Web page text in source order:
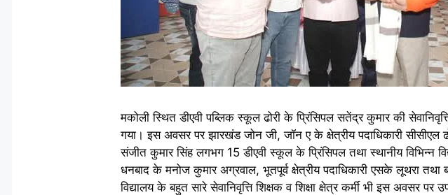
मकोली स्थित डीएवी पब्लिक स्कूल ढोरी के प्रिंसिपल सतेंद्र कुमार की
गया। इस अवसर पर झारखंड जोन जी, जॉन ए के क्षेत्रीय पदाधिकारी सीसीएल
संजीत कुमार सिंह लगभग 15 डीएवी स्कूल के प्रिंसिपल तथा स्थानीय विभिन्न
धनबाद के मनोज कुमार अग्रवाल, भूतपूर्व क्षेत्रीय पदाधिकारी एसके लूथरा
विद्यालय के बहुत सारे सेवानिवृत्ति शिक्षक व शिक्षा क्षेत्र कर्मी भी इस अवसर